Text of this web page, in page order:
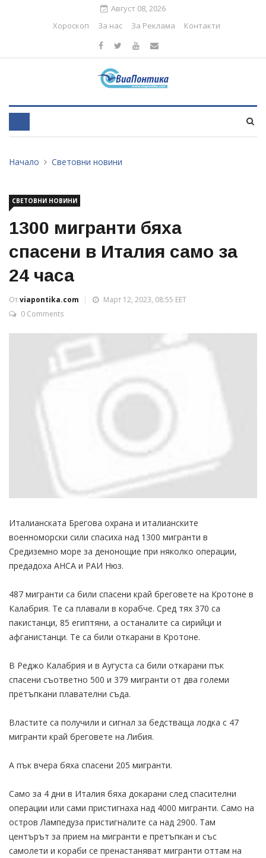
Август 08, 2026
Хороскоп
За нас За Реклама Контакти
Начало Световни новини
СВЕТОВНИ НОВИНИ
1300 мигранти бяха
спасени в Италия само за
24 часа
Отviapontika.com
Март 12, 2023, 08:55 EET
0 Comments
Италианската Брегова охрана и италианските
военноморски сили спасиха над 1300 мигранти в
Средиземно море за денонощие при няколко операции,
предадоха АНСА и РАИ Нюз.
487 мигранти са били спасени край бреговете на Кротоне в
Калабрия. Те са плавали в корабче. Сред тях 370 са
пакистанци, 85 египтяни, а останалите са сирийци и
афганистанци. Те са били откарани в Кротоне.
В Реджо Калабрия и в Аугуста са били откарани пък
спасени съответно 500 и 379 мигранти от два големи
претъпкани плавателни съда.
Властите са получили и сигнал за бедстваща лодка с 47
мигранти край бреговете на Либия.
А пък вчера бяха спасени 205 мигранти.
Само за 4 дни в Италия бяха докарани след спасителни
операции или сами пристигнаха над 4000 мигранти. Само на
остров Лампедуза пристигналите са над 2900. Там
центърът за прием на мигранти е претъпкан и със
самолети и кораби се пренастаняват мигранти оттам на